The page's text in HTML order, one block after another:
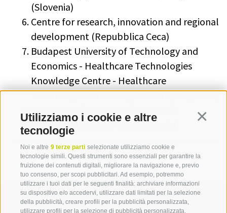
Utilizziamo i cookie e altre
tecnologie
Noi e altre 9 terze parti selezionate utilizziamo cookie e
tecnologie simili. Questi strumenti sono essenziali per garantire la
fruizione dei contenuti digitali, migliorare la navigazione e, previo
tuo consenso, per scopi pubblicitari. Ad esempio, potremmo
utilizzare i tuoi dati per le seguenti finalità: archiviare informazioni
su dispositivo e/o accedervi, utilizzare dati limitati per la selezione
della pubblicità, creare profili per la pubblicità personalizzata,
utilizzare profili per la selezione di pubblicità personalizzata,
(Slovenia)
Centre for research, innovation and regional
development (Repubblica Ceca)
Budapest University of Technology and
Economics - Healthcare Technologies
Knowledge Centre - Healthcare
Technologies Knowledge Centre (Ungheria)
University of Debrecen (Ungheria)
Medical Valley EMN e.V. (Germania)